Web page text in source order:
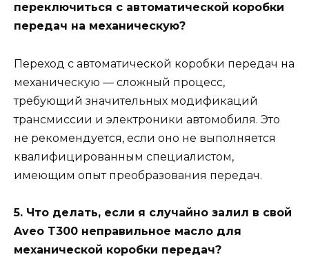
переключиться с автоматической коробки
передач на механическую?
Переход с автоматической коробки передач на
механическую — сложный процесс,
требующий значительных модификаций
трансмиссии и электроники автомобиля. Это
не рекомендуется, если оно не выполняется
квалифицированным специалистом,
имеющим опыт преобразования передач.
5. Что делать, если я случайно залил в свой
Aveo T300 неправильное масло для
механической коробки передач?